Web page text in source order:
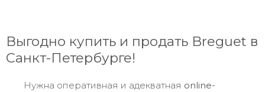
Выгодно купить и продать Breguet в
Санкт-Петербурге!
Нужна оперативная и адекватная online-